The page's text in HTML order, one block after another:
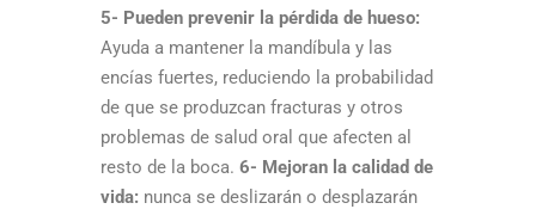
5- Pueden prevenir la pérdida de hueso:
Ayuda a mantener la mandíbula y las
encías fuertes, reduciendo la probabilidad
de que se produzcan fracturas y otros
problemas de salud oral que afecten al
resto de la boca. 6- Mejoran la calidad de
vida: nunca se deslizarán o desplazarán